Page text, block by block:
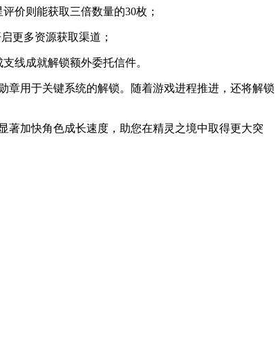
价则能获取三倍数量的30枚；
更多资源获取渠道；
线成就解锁额外委托信件。
章用于关键系统的解锁。随着游戏进程推进，还将解锁
著加快角色成长速度，助您在精灵之境中取得更大突